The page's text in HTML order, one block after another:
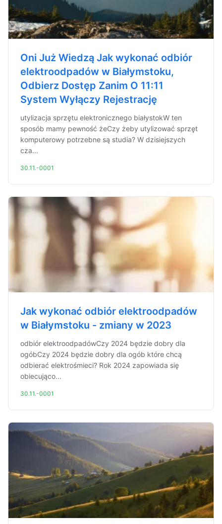
Oni Już Wiedzą Jak wykonać odbiór
elektroodpadów w Białymstoku,
Odbierz Dostęp Zanim O 11:11
System Wyłączy Rejestrację
utylizacja sprzętu elektronicznego białystokW ten
sposób mamy pewność żeCzy żeby utylizować sprzęt
komputerowy potrzebne są studia? W dzisiejszych
cza...
30.11.-0001
Jak wykonać odbiór elektroodpadów
w Białymstoku - zmiany w 2023
odbiór elektroodpadówCzy 2024 będzie dobry dla
ogóbCzy 2024 będzie dobry dla ogób które chcą
odbierać elektrośmieci? Rok 2024 zapowiada się
obiecująco...
30.11.-0001